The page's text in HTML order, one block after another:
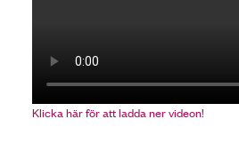
Klicka här för att ladda ner videon!